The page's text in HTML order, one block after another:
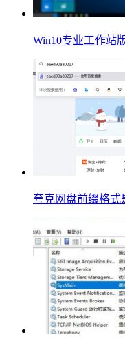
Win10专业工作站
夸克网盘前缀格式